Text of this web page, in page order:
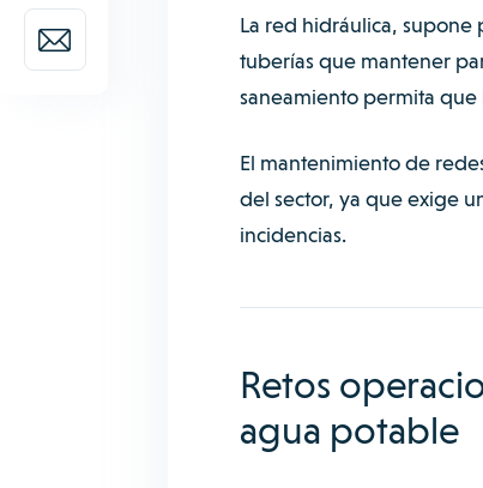
La red hidráulica, supone
tuberías que mantener
saneamiento permita que
El mantenimiento de
del sector, ya que exige
incidencias.
Retos
agua potable